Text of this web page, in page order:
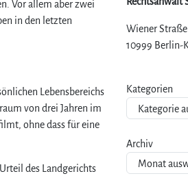
Vor allem aber zwei
in den letzten
Lebensbereichs
von drei Jahren im
ohne dass für eine
des Landgerichts
Wiener
10999 Berlin-
Kategorien
Archiv